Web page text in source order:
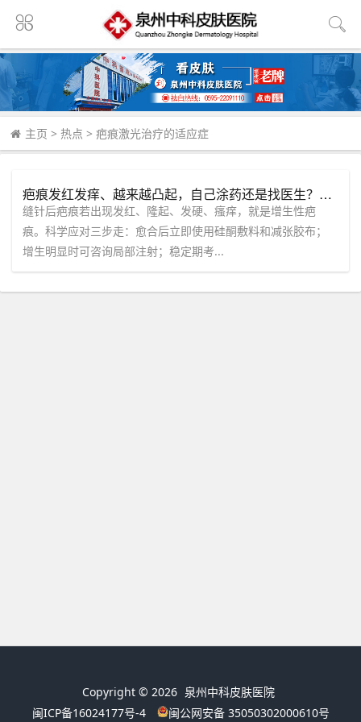
主页 > 热点 > 疤痕激光治疗的适应症
疤痕发红发痒、越来越凸起，自己涂药还是找医生？这四种情况别犹豫。
缝针后疤痕若出现发红、隆起、发硬、瘙痒，就是增生性疤
痕。科学应对三步走：愈合后立即使用硅酮敷料和减张胶布；
增生明显时可咨询局部注射；稳定期考...
Copyright © 2026 泉州中科皮肤医院
闽ICP备16024177号-4
闽公网安备 35050302000610号